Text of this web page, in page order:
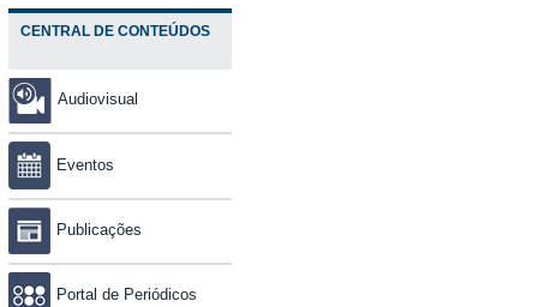
CENTRAL DE CONTEÚDOS
Audiovisual
Eventos
Publicações
Portal de Periódicos